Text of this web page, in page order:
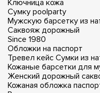
Ключница кожа
Сумку poolparty
Мужскую барсетку из
Саквояж дорожный
Since 1980
Обложки на паспорт
Тревел кейс Сумки из
Кожаные барсетки для
Женский дорожный
Кожаная обложка